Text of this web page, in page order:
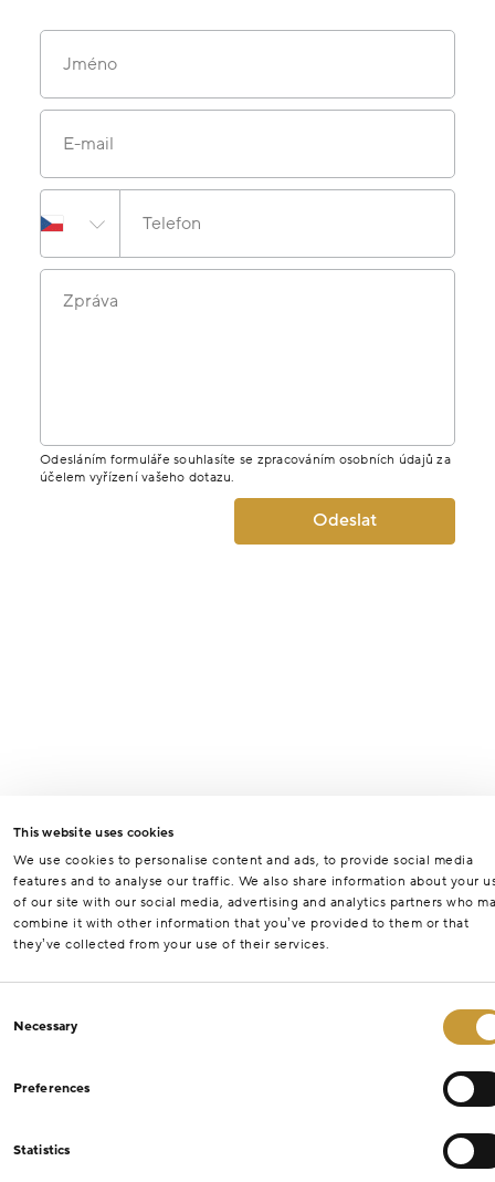
This website uses cookies
We use cookies to personalise content and ads, to provide social media
features and to analyse our traffic. We also share information about your
of our site with our social media, advertising and analytics partners who
combine it with other information that you’ve provided to them or that
they’ve collected from your use of their services.
Selection
Necessary
Preferences
Statistics
Jméno
E-mail
Telefon
Zpráva
Odesláním formuláře souhlasíte se zpracováním osobních údajů za
účelem vyřízení vašeho dotazu.
Odeslat